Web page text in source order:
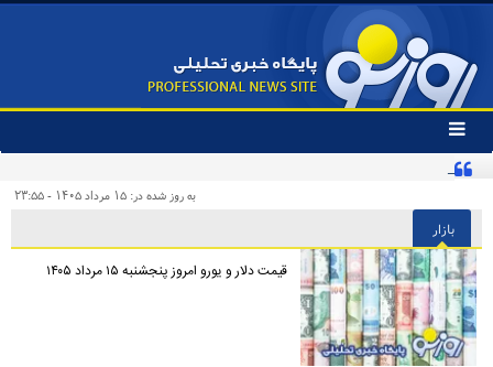
تغییر
وضعیت
منوی
ها
به روز شده در: ۱۵ مرداد ۱۴۰۵ - ۲۳:۵۵
بازار
قیمت دلار و یورو امروز پنجشنبه ۱۵ مرداد ۱۴۰۵